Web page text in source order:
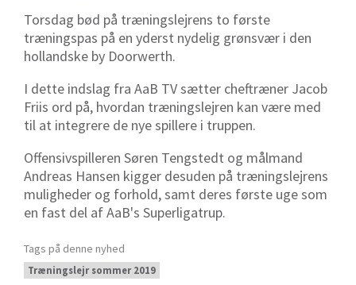
Torsdag bød på træningslejrens to første
træningspas på en yderst nydelig grønsvær i den
hollandske by Doorwerth.
I dette indslag fra AaB TV sætter cheftræner Jacob
Friis ord på, hvordan træningslejren kan være med
til at integrere de nye spillere i truppen.
Offensivspilleren Søren Tengstedt og målmand
Andreas Hansen kigger desuden på træningslejrens
muligheder og forhold, samt deres første uge som
en fast del af AaB's Superligatrup.
Tags på denne nyhed
Træningslejr sommer 2019